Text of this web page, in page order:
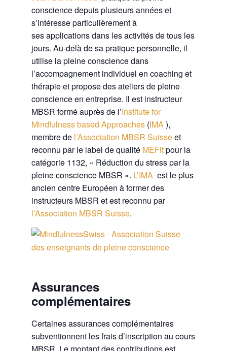
conscience depuis plusieurs années et
s’intéresse particulièrement à
ses applications dans les activités de tous les
jours. Au-delà de sa pratique personnelle, il
utilise la pleine conscience dans
l’accompagnement individuel en coaching et
thérapie et propose des ateliers de pleine
conscience en entreprise. Il est instructeur
MBSR formé auprès de l’Institute for
Mindfulness based Approaches (IMA),
membre de l’Association MBSR Suisseet
reconnu par le label de qualité MEFitpour la
catégorie 1132, « Réduction du stress par la
pleine conscience MBSR ». L’IMA est le plus
ancien centre Européen à former des
instructeurs MBSR et est reconnu par
l’Association MBSR Suisse.
Assurances
complémentaires
Certaines assurances complémentaires
subventionnent les frais d’inscription au cours